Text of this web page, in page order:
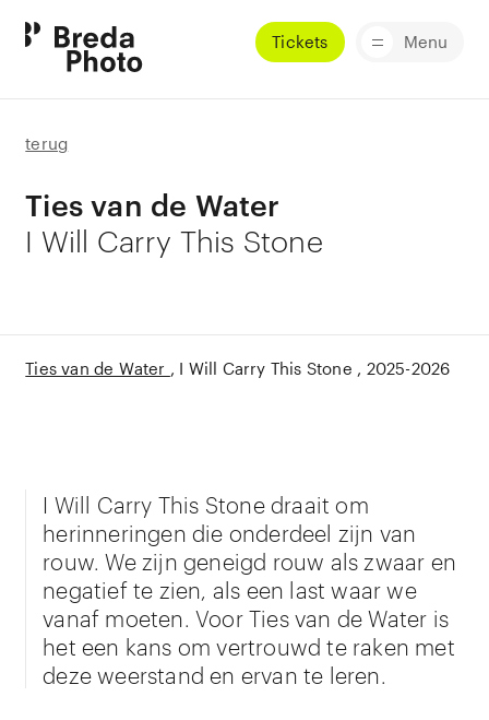
Tickets Menu
terug
Ties van de Water
I Will Carry This Stone
Ties van de Water I Will Carry This Stone 2025-2026
I Will Carry This Stone draait om
herinneringen die onderdeel zijn van
rouw. We zijn geneigd rouw als zwaar en
negatief te zien, als een last waar we
vanaf moeten. Voor Ties van de Water is
het een kans om vertrouwd te raken met
deze weerstand en ervan te leren.